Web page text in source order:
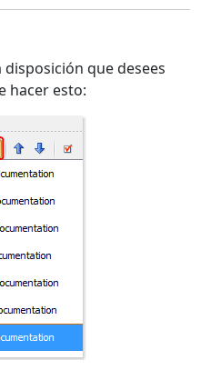
que desees
hacer esto: